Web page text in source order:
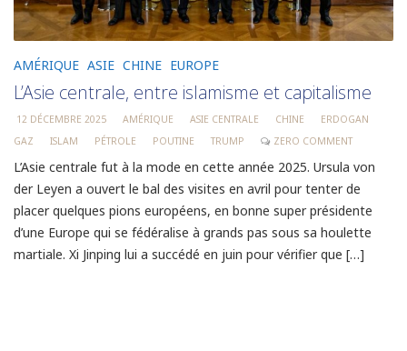
AMÉRIQUE ASIE CHINE EUROPE
L’Asie centrale, entre islamisme et capitalisme
12 DÉCEMBRE 2025 AMÉRIQUE ASIE CENTRALE CHINE
ERDOGAN
GAZ
ISLAM PÉTROLE POUTINE TRUMP ZERO COMMENT
L’Asie centrale fut à la mode en cette année 2025. Ursula von
der Leyen a ouvert le bal des visites en avril pour tenter de
placer quelques pions européens, en bonne super présidente
d’une Europe qui se fédéralise à grands pas sous sa houlette
martiale. Xi Jinping lui a succédé en juin pour vérifier que […]